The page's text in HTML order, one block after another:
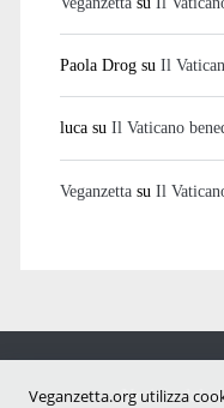
Paola Drogsu Il
lucasu Il Vaticano
Veganzettasu Il
Notizie dal
Veganzetta.org utilizza